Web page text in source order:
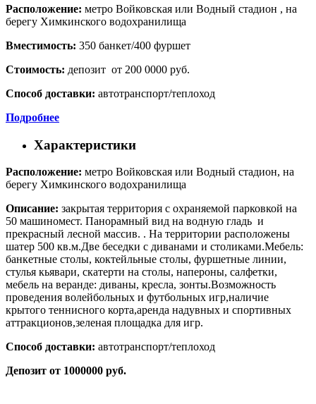
Расположение: метро Войковская или Водный стадион , на
берегу Химкинского водохранилища
Вместимость: 350 банкет/400 фуршет
Стоимость: депозит от 200 0000 руб.
Способ доставки: автотранспорт/теплоход
Подробнее
Характеристики
Расположение: метро Войковская или Водный стадион, на
берегу Химкинского водохранилища
Описание: закрытая территория с охраняемой парковкой на
50 машиномест. Панорамный вид на водную гладь и
прекрасный лесной массив. . На территории расположены
шатер 500 кв.м.Две беседки с диванами и столиками.Мебель:
банкетные столы, коктейльные столы, фуршетные линии,
стулья кьявари, скатерти на столы, напероны, салфетки,
мебель на веранде: диваны, кресла, зонты.Возможность
проведения волейбольных и футбольных игр,наличие
крытого теннисного корта,аренда надувных и спортивных
аттракционов,зеленая площадка для игр.
Способ доставки: автотранспорт/теплоход
Депозит от 1000000 руб.